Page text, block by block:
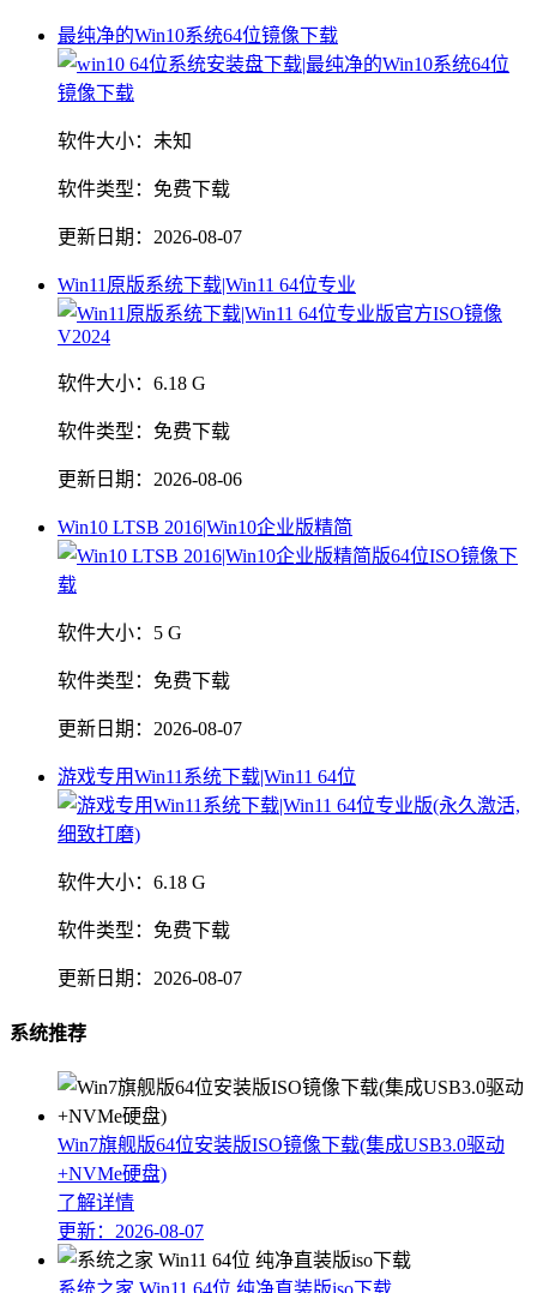
最纯净的Win10系统64位镜像下载
软件大小： 未知
软件类型： 免费下载
更新日期： 2026-08-07
Win11原版系统下载|Win11 64位专业
软件大小： 6.18 G
软件类型： 免费下载
更新日期： 2026-08-06
Win10 LTSB 2016|Win10企业版精简
软件大小： 5 G
软件类型： 免费下载
更新日期： 2026-08-07
游戏专用Win11系统下载|Win11 64位
软件大小： 6.18 G
软件类型： 免费下载
更新日期： 2026-08-07
系统推荐
Win7旗舰版64位安装版ISO镜像下载(集成USB3.0驱动
+NVMe硬盘)
了解详情
更新：2026-08-07
系统之家 Win11 64位 纯净直装版iso下载